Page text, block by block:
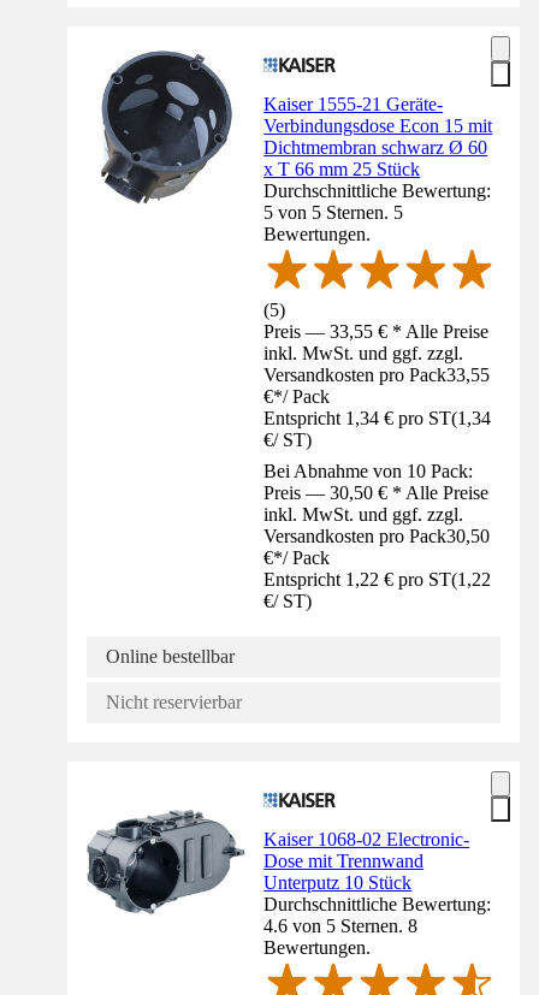
Kaiser 1555-21 Geräte-
Verbindungsdose Econ 15 mit
Dichtmembran schwarz Ø 60
x T 66 mm 25 Stück
Durchschnittliche Bewertung:
5 von 5 Sternen. 5
Bewertungen.
(5)
Preis — 33,55 € * Alle Preise
inkl. MwSt. und ggf. zzgl.
Versandkosten pro Pack33,55
€*/ Pack
Entspricht 1,34 € pro ST(1,34
€/ ST)
Bei Abnahme von 10 Pack:
Preis — 30,50 € * Alle Preise
inkl. MwSt. und ggf. zzgl.
Versandkosten pro Pack30,50
€*/ Pack
Entspricht 1,22 € pro ST(1,22
€/ ST)
Online bestellbar
Nicht reservierbar
Kaiser 1068-02 Electronic-
Dose mit Trennwand
Unterputz 10 Stück
Durchschnittliche Bewertung:
4.6 von 5 Sternen. 8
Bewertungen.